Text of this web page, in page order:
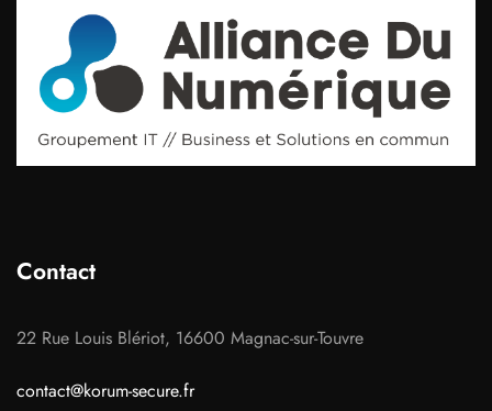
Contact
22 Rue Louis Blériot, 16600 Magnac-sur-Touvre
contact@korum-secure.fr